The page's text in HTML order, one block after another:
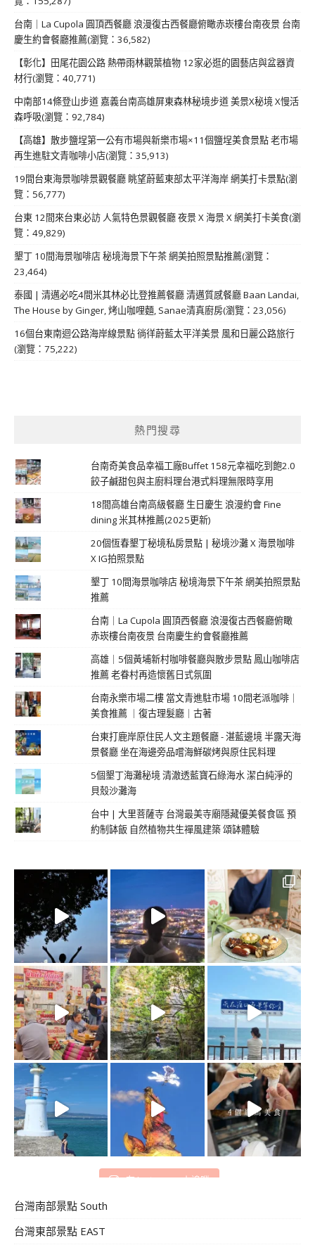
台南｜La Cupola 圓頂西餐廳 浪漫復古西餐廳俯瞰赤崁樓台南夜景 台南
慶生約會餐廳推薦(瀏覽：36,582)
【彰化】田尾花園公路 熱帶雨林觀葉植物 12家必逛的園藝店與盆器資
材行(瀏覽：40,771)
中南部14條登山步道 嘉義台南高雄屏東森林秘境步道 美景X秘境 X慢活
森呼吸(瀏覽：92,784)
【高雄】散步鹽埕第一公有市場與新樂市場×11個鹽埕美食景點 老市場
再生進駐文青咖啡小店(瀏覽：35,913)
19間台東海景咖啡景觀餐廳 眺望蔚藍東部太平洋海岸 網美打卡景點(瀏
覽：56,777)
台東 12間來台東必訪 人氣特色景觀餐廳 夜景 X 海景 X 網美打卡美食(瀏
覽：49,829)
墾丁 10間海景咖啡店 秘境海景下午茶 網美拍照景點推薦(瀏覽：
23,464)
泰國 | 清邁必吃4間米其林必比登推薦餐廳 清邁質感餐廳 Baan Landai,
The House by Ginger, 烤山咖哩麵, Sanae清真廚房(瀏覽：23,056)
16個台東南迴公路海岸線景點 徜徉蔚藍太平洋美景 風和日麗公路旅行
(瀏覽：75,222)
熱門搜尋
台南奇美食品幸福工廠Buffet 158元幸福吃到飽2.0
餃子鹹甜包與主廚料理台港式料理無限時享用
18間高雄台南高級餐廳 生日慶生 浪漫約會 Fine
dining 米其林推薦(2025更新)
20個恆春墾丁秘境私房景點 | 秘境沙灘 X 海景咖啡
X IG拍照景點
墾丁 10間海景咖啡店 秘境海景下午茶 網美拍照景點
推薦
台南｜La Cupola 圓頂西餐廳 浪漫復古西餐廳俯瞰
赤崁樓台南夜景 台南慶生約會餐廳推薦
高雄｜5個黃埔新村咖啡餐廳與散步景點 鳳山咖啡店
推薦 老眷村再造懷舊日式氛圍
台南永樂市場二樓 當文青進駐市場 10間老派咖啡｜
美食推薦 ｜復古理髮廳｜古著
台東打鹿岸原住民人文主題餐廳 - 湛藍邊境 半露天海
景餐廳 坐在海邊旁品嚐海鮮碳烤與原住民料理
5個墾丁海灘秘境 清澈透藍寶石綠海水 潔白純淨的
貝殼沙灘海
台中 | 大里菩薩寺 台灣最美寺廟隱藏優美餐食區 預
約制缽飯 自然植物共生禪風建築 頌缽體驗
在 Instagram 上追蹤
台灣南部景點 South
台灣東部景點 EAST